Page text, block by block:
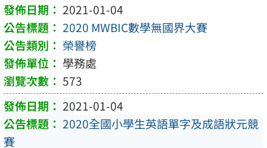
2021-01-04
2020 MWBIC數學無國界大賽
榮譽榜
學務處
573
2021-01-04
2020全國小學生英語單字及成語狀元競
賽